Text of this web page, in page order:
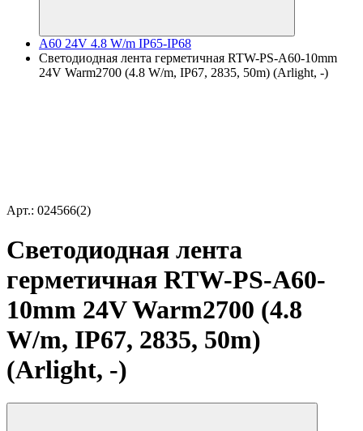
A60 24V 4.8 W/m IP65-IP68
Светодиодная лента герметичная RTW-PS-A60-10mm
24V Warm2700 (4.8 W/m, IP67, 2835, 50m) (Arlight, -)
Арт.: 024566(2)
Светодиодная лента
герметичная RTW-PS-A60-
10mm 24V Warm2700 (4.8
W/m, IP67, 2835, 50m)
(Arlight, -)